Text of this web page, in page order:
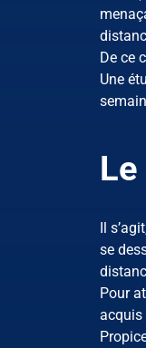
De ce
Une
Il
se
Pour
acquis